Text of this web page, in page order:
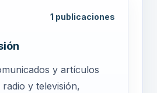
1 publicaciones
y artículos
y televisión,